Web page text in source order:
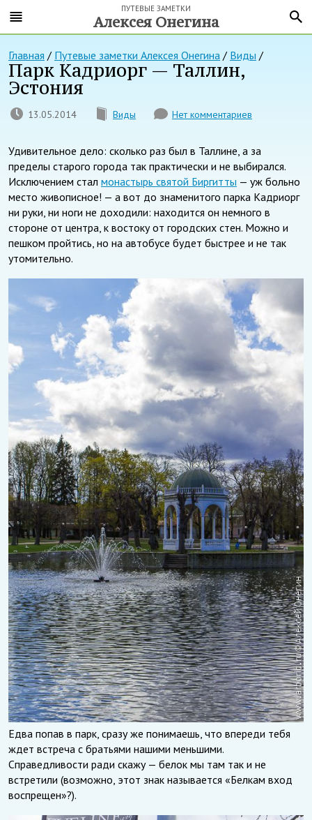
ПУТЕВЫЕ ЗАМЕТКИ
Алексея Онегина
Главная / Путевые заметки Алексея Онегина / Виды /
Парк Кадриорг — Таллин,
Эстония
13.05.2014 Виды Нет комментариев
Удивительное дело: сколько раз был в Таллине, а за
пределы старого города так практически и не выбирался.
Исключением стал монастырь святой Биргитты — уж больно
место живописное! — а вот до знаменитого парка Кадриорг
ни руки, ни ноги не доходили: находится он немного в
стороне от центра, к востоку от городских стен. Можно и
пешком пройтись, но на автобусе будет быстрее и не так
утомительно.
Едва попав в парк, сразу же понимаешь, что впереди тебя
ждет встреча с братьями нашими меньшими.
Справедливости ради скажу — белок мы там так и не
встретили (возможно, этот знак называется «Белкам вход
воспрещен»?).